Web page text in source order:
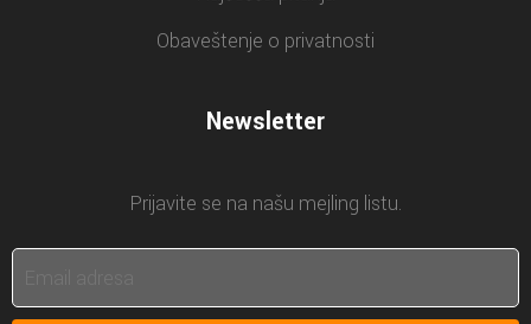
Obaveštenje o privatnosti
Newsletter
Prijavite se na našu mejling listu.